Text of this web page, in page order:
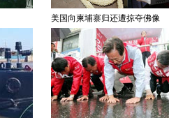
美国向柬埔寨归还遭掠夺佛像